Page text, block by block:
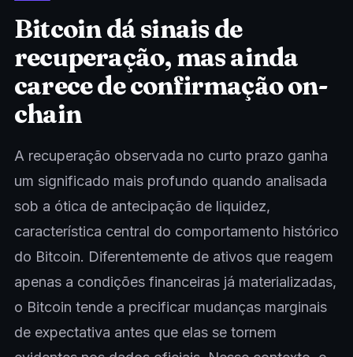
Bitcoin dá sinais de
recuperação, mas ainda
carece de confirmação on-
chain
A recuperação observada no curto prazo ganha
um significado mais profundo quando analisada
sob a ótica de antecipação de liquidez,
característica central do comportamento histórico
do Bitcoin. Diferentemente de ativos que reagem
apenas a condições financeiras já materializadas,
o Bitcoin tende a precificar mudanças marginais
de expectativa antes que elas se tornem